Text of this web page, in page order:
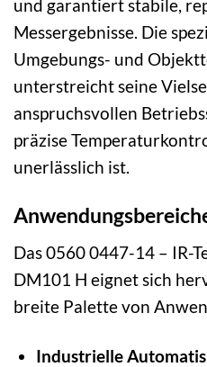
und garantiert stabile,
Messergebnisse. Die
Umgebungs- und
unterstreicht seine
anspruchsvollen
präzise
unerlässlich ist.
Das 0560 0447-14 – IR-
DM101 H eignet sich
breite Palette von
Industrielle